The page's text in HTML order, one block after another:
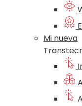
Mi nueva